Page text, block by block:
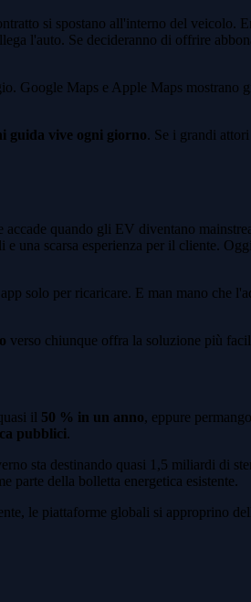
si spostano all'interno del veicolo.
l'auto. Se decideranno di offrire
Google Maps e Apple Maps mostrano
guida vive ogni giorno. Se i grandi
accade quando gli EV diventano
una scarsa esperienza per il cliente.
solo per ricaricare. E man mano che
verso chiunque offra la soluzione più
il 50 % in un anno, eppure
pubblici.
sta destinando quasi 1,5 miliardi di
parte della bolletta energetica esistente.
le piattaforme globali si approprino